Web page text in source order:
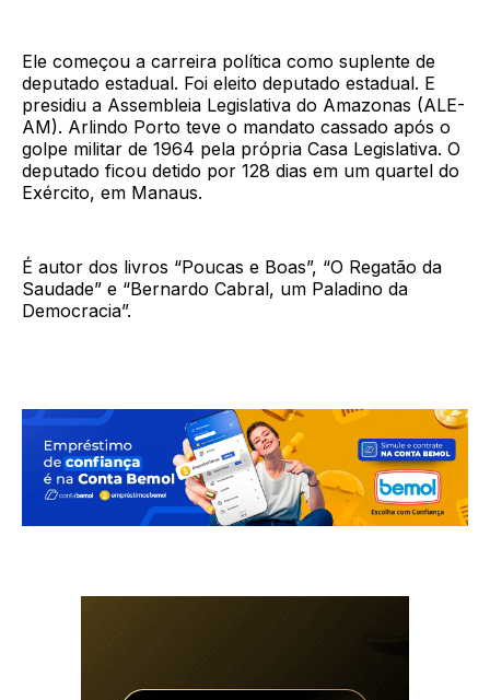
Ele começou a carreira política como suplente de
deputado estadual. Foi eleito deputado estadual. E
presidiu a Assembleia Legislativa do Amazonas (ALE-
AM). Arlindo Porto teve o mandato cassado após o
golpe militar de 1964 pela própria Casa Legislativa. O
deputado ficou detido por 128 dias em um quartel do
Exército, em Manaus.
É autor dos livros “Poucas e Boas”, “O Regatão da
Saudade” e “Bernardo Cabral, um Paladino da
Democracia”.